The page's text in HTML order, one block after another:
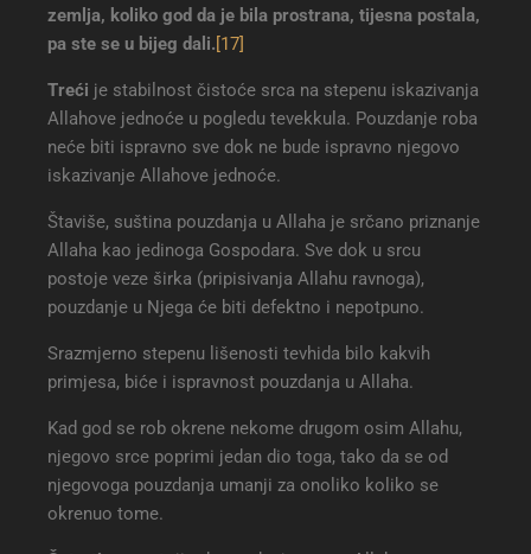
zemlja, koliko god da je bila prostrana, tijesna postala,
pa ste se u bijeg dali.[17]
Treći je stabilnost čistoće srca na stepenu iskazivanja
Allahove jednoće u pogledu tevekkula. Pouzdanje roba
neće biti ispravno sve dok ne bude ispravno njegovo
iskazivanje Allahove jednoće.
Štaviše, suština pouzdanja u Allaha je srčano priznanje
Allaha kao jedinoga Gospodara. Sve dok u srcu
postoje veze širka (pripisivanja Allahu ravnoga),
pouzdanje u Njega će biti defektno i nepotpuno.
Srazmjerno stepenu lišenosti tevhida bilo kakvih
primjesa, biće i ispravnost pouzdanja u Allaha.
Kad god se rob okrene nekome drugom osim Allahu,
njegovo srce poprimi jedan dio toga, tako da se od
njegovoga pouzdanja umanji za onoliko koliko se
okrenuo tome.